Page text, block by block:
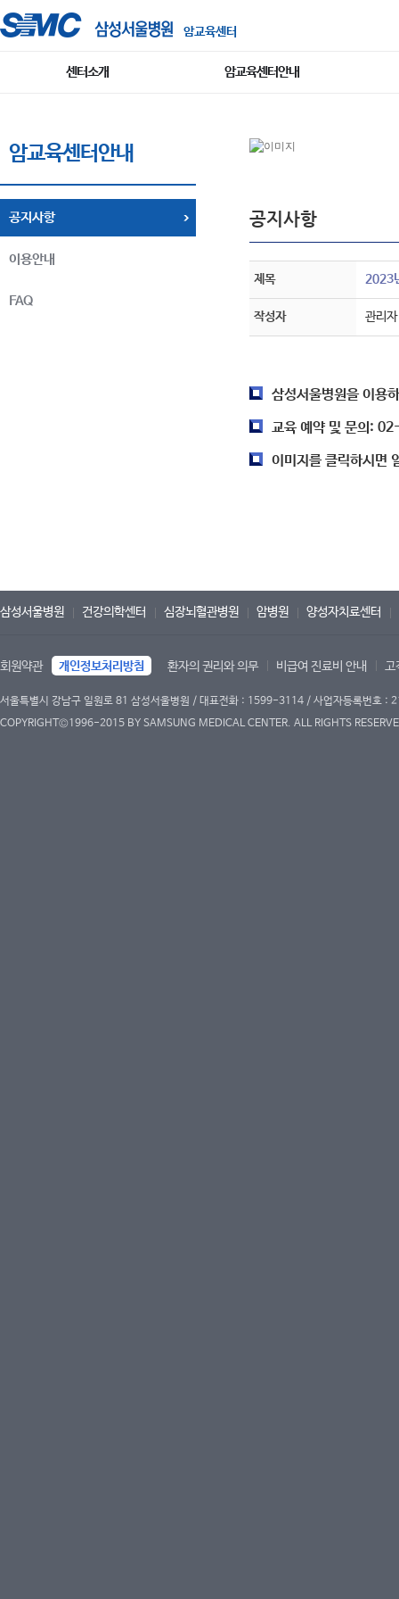
암교육센터
센터소개 암교육센터안내
암교육센터안내
공지사항
이용안내
FAQ
공지사항
제목 2023
작성자 관리자
삼성서울병원을 이용
교육 예약 및 문의:
이미지를 클릭하시면
삼성서울병원 건강의학센터 심장뇌혈관병원 암병원 양성자치료센터
회원약관 개인정보처리방침 환자의 권리와 의무 비급여 진료비 안내 고
서울특별시 강남구 일원로 81 삼성서울병원 / 대표전화 : 1599-3114 / 사업자등록번호
COPYRIGHT©1996-2015 BY SAMSUNG MEDICAL CENTER. ALL RIGHTS